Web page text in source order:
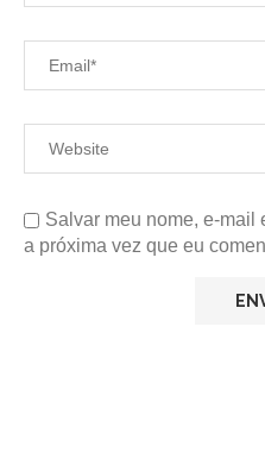
Salvar meu nome, e-mail
a próxima vez que eu